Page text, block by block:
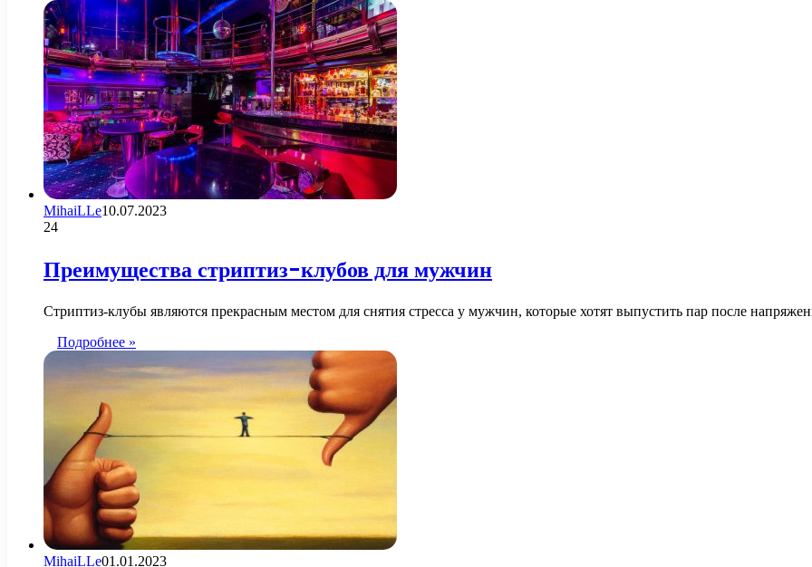
MihaiLLe10.07.2023
24
Преимущества стриптиз-клубов для мужчин
Стриптиз-клубы являются прекрасным местом для снятия стресса у мужчин, которые хотят выпустить пар после
Подробнее »
MihaiLLe01.01.2023